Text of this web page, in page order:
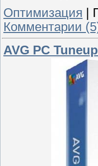
Оптимизация
Комментарии
AVG PC